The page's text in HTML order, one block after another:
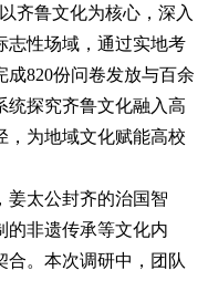
齐鲁文化为核心，深入
志性场域，通过实地考
820份问卷发放与百余
统探究齐鲁文化融入高
，为地域文化赋能高校
太公封齐的治国智
的非遗传承等文化内
合。本次调研中，团队